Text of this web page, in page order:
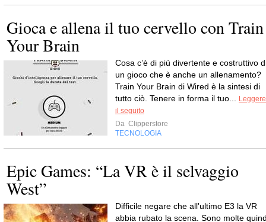
Gioca e allena il tuo cervello con Train
Your Brain
Cosa c’è di più divertente e costruttivo
un gioco che è anche un allenamento?
Train Your Brain di Wired è la sintesi di
tutto ciò. Tenere in forma il tuo...
Leggere
il seguito
Da Clipperstore
TECNOLOGIA
Epic Games: “La VR è il selvaggio
West”
Difficile negare che all'ultimo E3 la VR
abbia rubato la scena. Sono molte